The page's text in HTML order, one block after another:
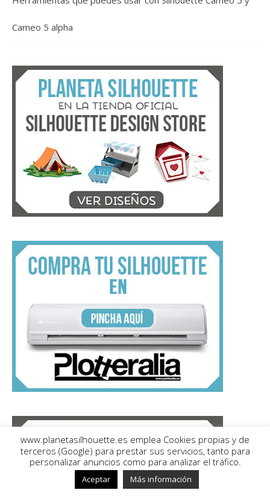
Cameo 5 alpha
www.planetasilhouette.es emplea Cookies propias y de
terceros (Google) para prestar sus servicios, tanto para
personalizar anuncios como para analizar el tráfico.
Aceptar Más información